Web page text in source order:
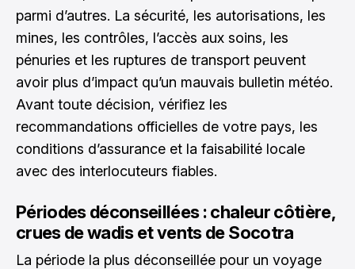
parmi d’autres. La sécurité, les autorisations, les
mines, les contrôles, l’accès aux soins, les
pénuries et les ruptures de transport peuvent
avoir plus d’impact qu’un mauvais bulletin météo.
Avant toute décision, vérifiez les
recommandations officielles de votre pays, les
conditions d’assurance et la faisabilité locale
avec des interlocuteurs fiables.
Périodes déconseillées : chaleur côtière,
crues de wadis et vents de Socotra
La période la plus déconseillée pour un voyage